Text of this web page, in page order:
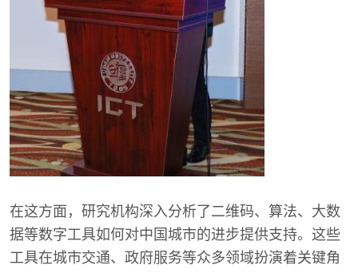
在这方面，研究机构深入分析了二维码、算法、大数
据等数字工具如何对中国城市的进步提供支持。这些
工具在城市交通、政府服务等众多领域扮演着关键角